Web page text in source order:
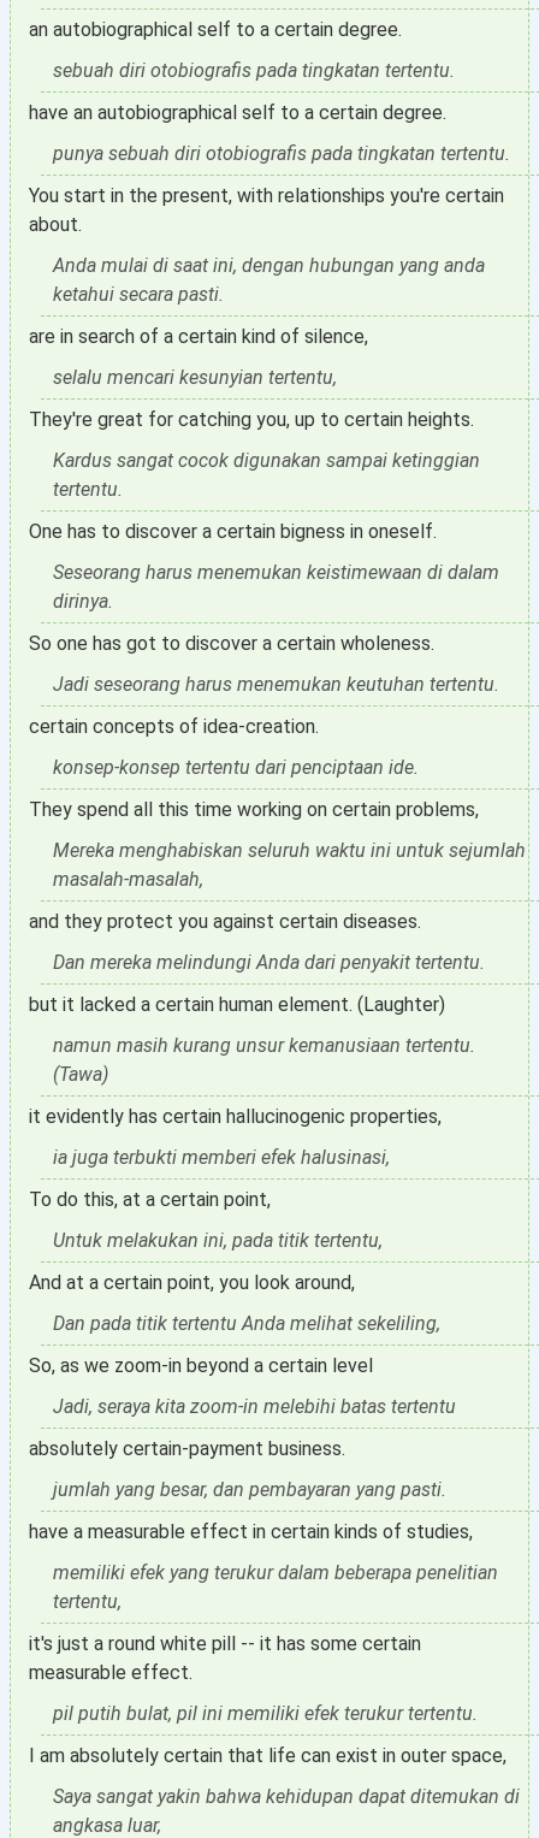
an autobiographical self to a certain degree.
sebuah diri otobiografis pada tingkatan tertentu.
have an autobiographical self to a certain degree.
punya sebuah diri otobiografis pada tingkatan tertentu.
You start in the present, with relationships you're certain
about.
Anda mulai di saat ini, dengan hubungan yang anda
ketahui secara pasti.
are in search of a certain kind of silence,
selalu mencari kesunyian tertentu,
They're great for catching you, up to certain heights.
Kardus sangat cocok digunakan sampai ketinggian
tertentu.
One has to discover a certain bigness in oneself.
Seseorang harus menemukan keistimewaan di dalam
dirinya.
So one has got to discover a certain wholeness.
Jadi seseorang harus menemukan keutuhan tertentu.
certain concepts of idea-creation.
konsep-konsep tertentu dari penciptaan ide.
They spend all this time working on certain problems,
Mereka menghabiskan seluruh waktu ini untuk sejumlah
masalah-masalah,
and they protect you against certain diseases.
Dan mereka melindungi Anda dari penyakit tertentu.
but it lacked a certain human element. (Laughter)
namun masih kurang unsur kemanusiaan tertentu.
(Tawa)
it evidently has certain hallucinogenic properties,
ia juga terbukti memberi efek halusinasi,
To do this, at a certain point,
Untuk melakukan ini, pada titik tertentu,
And at a certain point, you look around,
Dan pada titik tertentu Anda melihat sekeliling,
So, as we zoom-in beyond a certain level
Jadi, seraya kita zoom-in melebihi batas tertentu
absolutely certain-payment business.
jumlah yang besar, dan pembayaran yang pasti.
have a measurable effect in certain kinds of studies,
memiliki efek yang terukur dalam beberapa penelitian
tertentu,
it's just a round white pill -- it has some certain
measurable effect.
pil putih bulat, pil ini memiliki efek terukur tertentu.
I am absolutely certain that life can exist in outer space,
Saya sangat yakin bahwa kehidupan dapat ditemukan di
angkasa luar,